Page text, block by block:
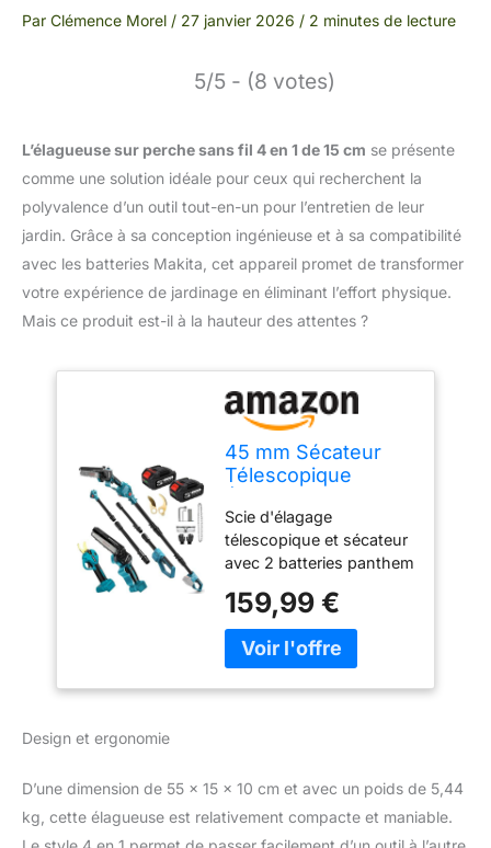
Par Clémence Morel / 27 janvier 2026 / 2 minutes de lecture
5/5 - (8 votes)
L’élagueuse sur perche sans fil 4 en 1 de 15 cm se présente
comme une solution idéale pour ceux qui recherchent la
polyvalence d’un outil tout-en-un pour l’entretien de leur
jardin. Grâce à sa conception ingénieuse et à sa compatibilité
avec les batteries Makita, cet appareil promet de transformer
votre expérience de jardinage en éliminant l’effort physique.
Mais ce produit est-il à la hauteur des attentes ?
45 mm Sécateur
Télescopique
Pouces Mini
Tronçonneuse
Scie d'élagage
télescopique et sécateur
avec 2 batteries panthem
Élagueuse avec batterie
21 V 4,0 A et chargeur,
charge rapide de 1 heure,
remplacement fréquent
de la batterie, en outre, le
kit de scie à élaguer
159,99 €
Design et ergonomie
D’une dimension de 55 x 15 x 10 cm et avec un poids de 5,44
kg, cette élagueuse est relativement compacte et maniable.